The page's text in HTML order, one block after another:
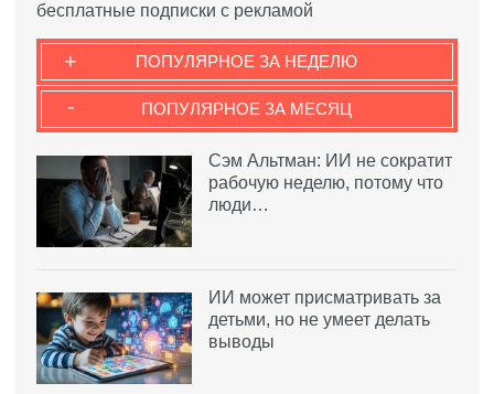
бесплатные подписки с рекламой
ПОПУЛЯРНОЕ ЗА НЕДЕЛЮ
+
ПОПУЛЯРНОЕ ЗА МЕСЯЦ
-
Сэм Альтман: ИИ не сократит
рабочую неделю, потому что
люди…
ИИ может присматривать за
детьми, но не умеет делать
выводы